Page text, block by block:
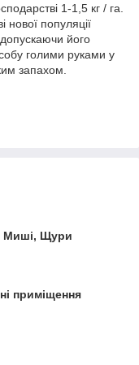
1-1,5 кг / га.
нової популяції
його
голими руками у
запахом.
Миші, Щури
приміщення